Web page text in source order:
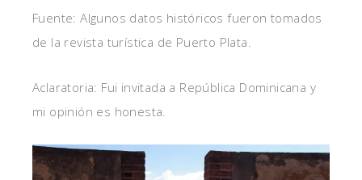
Fuente: Algunos datos históricos fueron tomados
de la revista turística de Puerto Plata.
Aclaratoria: Fui invitada a República Dominicana y
mi opinión es honesta.